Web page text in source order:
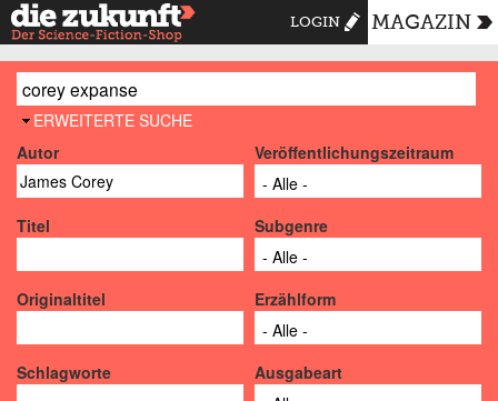
LOGIN MAGAZIN
AUSBLENDEN
ERWEITERTE SUCHE
Autor
Veröffentlichungszeitraum
Titel Subgenre
Originaltitel Erzählform
Schlagworte Ausgabeart